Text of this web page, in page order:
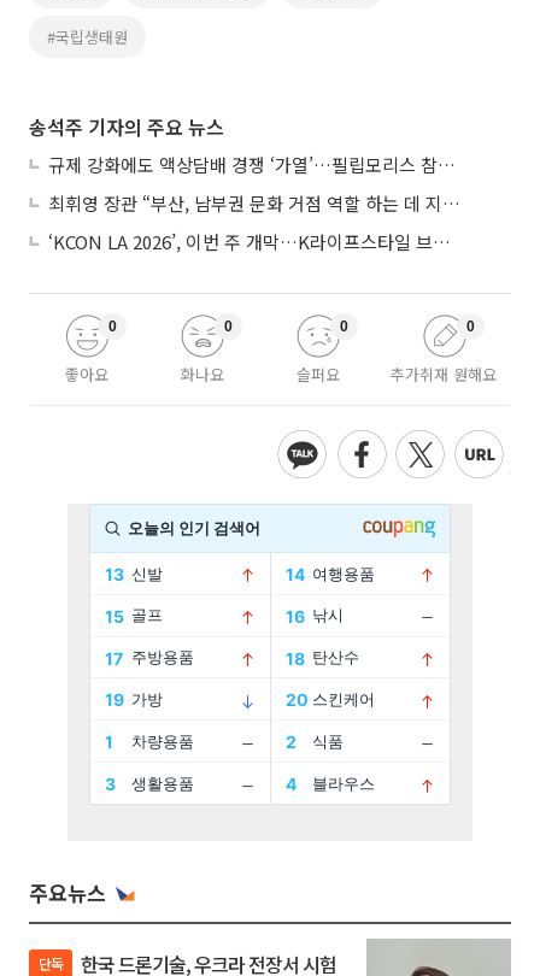
#국립생태원
송석주 기자의 주요 뉴스
규제 강화에도 액상담배 경쟁 ‘가열’…필립모리스 참전, BAT와 격돌
최휘영 장관 “부산, 남부권 문화 거점 역할 하는 데 지원 아끼지 않을 것”
‘KCON LA 2026’, 이번 주 개막…K라이프스타일 브랜드 한 곳서 만끽
좋아요
0
화나요
0
슬퍼요
0
추가취재 원해요
0
주요뉴스
단독